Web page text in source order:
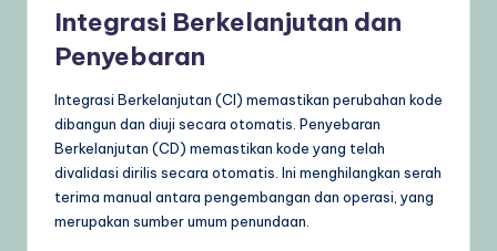
Integrasi Berkelanjutan dan
Penyebaran
Integrasi Berkelanjutan (CI) memastikan perubahan kode
dibangun dan diuji secara otomatis. Penyebaran
Berkelanjutan (CD) memastikan kode yang telah
divalidasi dirilis secara otomatis. Ini menghilangkan serah
terima manual antara pengembangan dan operasi, yang
merupakan sumber umum penundaan.